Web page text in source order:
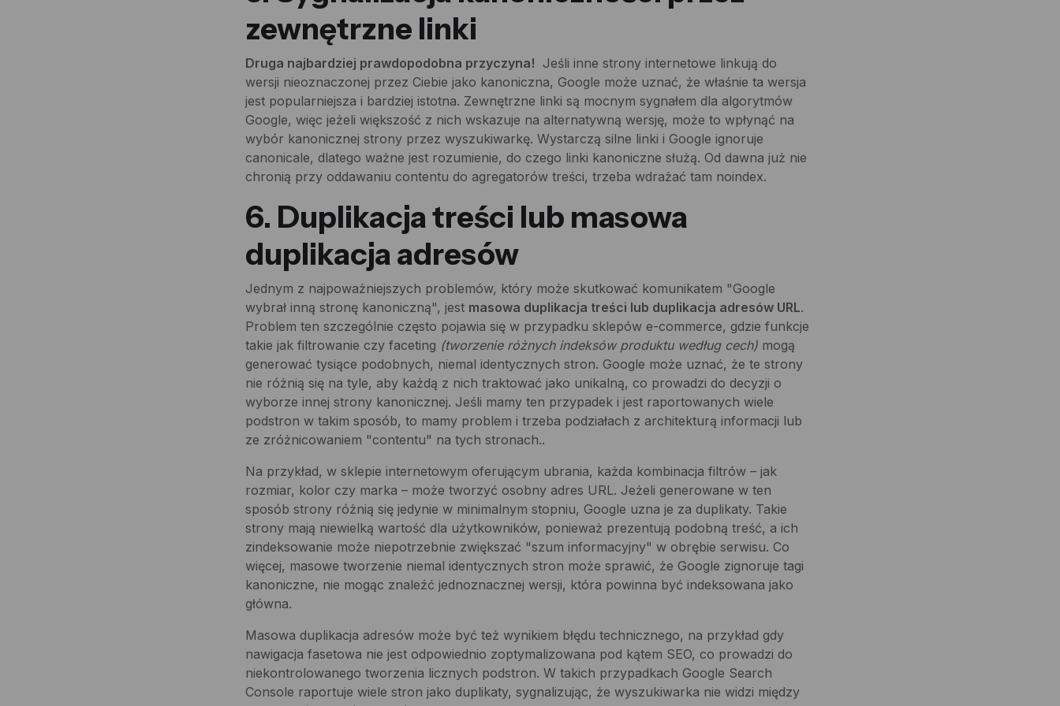
zewnętrzne linki
Druga najbardziej prawdopodobna przyczyna! Jeśli inne strony internetowe linkują do
wersji nieoznaczonej przez Ciebie jako kanoniczna, Google może uznać, że właśnie ta wersja
jest popularniejsza i bardziej istotna. Zewnętrzne linki są mocnym sygnałem dla algorytmów
Google, więc jeżeli większość z nich wskazuje na alternatywną wersję, może to wpłynąć na
wybór kanonicznej strony przez wyszukiwarkę. Wystarczą silne linki i Google ignoruje
canonicale, dlatego ważne jest rozumienie, do czego linki kanoniczne służą. Od dawna już nie
chronią przy oddawaniu contentu do agregatorów treści, trzeba wdrażać tam noindex.
6. Duplikacja treści lub masowa
duplikacja adresów
Jednym z najpoważniejszych problemów, który może skutkować komunikatem "Google
wybrał inną stronę kanoniczną", jest masowa duplikacja treści lub duplikacja adresów URL.
Problem ten szczególnie często pojawia się w przypadku sklepów e-commerce, gdzie funkcje
takie jak filtrowanie czy faceting (tworzenie różnych indeksów produktu według cech) mogą
generować tysiące podobnych, niemal identycznych stron. Google może uznać, że te strony
nie różnią się na tyle, aby każdą z nich traktować jako unikalną, co prowadzi do decyzji o
wyborze innej strony kanonicznej. Jeśli mamy ten przypadek i jest raportowanych wiele
podstron w takim sposób, to mamy problem i trzeba podziałach z architekturą informacji lub
ze zróżnicowaniem "contentu" na tych stronach..
Na przykład, w sklepie internetowym oferującym ubrania, każda kombinacja filtrów – jak
rozmiar, kolor czy marka – może tworzyć osobny adres URL. Jeżeli generowane w ten
sposób strony różnią się jedynie w minimalnym stopniu, Google uzna je za duplikaty. Takie
strony mają niewielką wartość dla użytkowników, ponieważ prezentują podobną treść, a ich
zindeksowanie może niepotrzebnie zwiększać "szum informacyjny" w obrębie serwisu. Co
więcej, masowe tworzenie niemal identycznych stron może sprawić, że Google zignoruje tagi
kanoniczne, nie mogąc znaleźć jednoznacznej wersji, która powinna być indeksowana jako
główna.
Masowa duplikacja adresów może być też wynikiem błędu technicznego, na przykład gdy
nawigacja fasetowa nie jest odpowiednio zoptymalizowana pod kątem SEO, co prowadzi do
niekontrolowanego tworzenia licznych podstron. W takich przypadkach Google Search
Console raportuje wiele stron jako duplikaty, sygnalizując, że wyszukiwarka nie widzi między